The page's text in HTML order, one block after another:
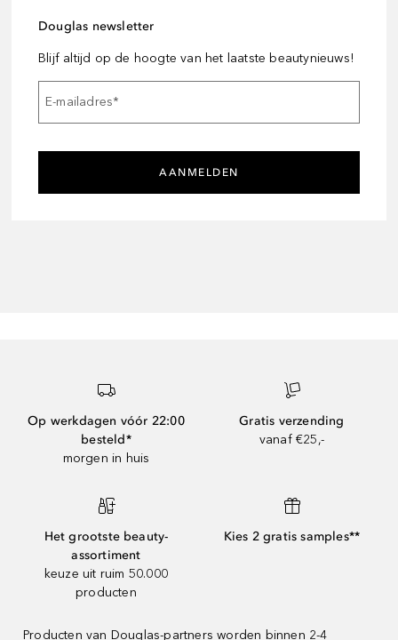
Douglas newsletter
Blijf altijd op de hoogte van het laatste beautynieuws!
E-mailadres*
AANMELDEN
Op werkdagen vóór 22:00
besteld*
morgen in huis
Gratis verzending
vanaf €25,-
Het grootste beauty-
assortiment
keuze uit ruim 50.000
producten
Kies 2 gratis samples**
Producten van Douglas-partners worden binnen 2-4